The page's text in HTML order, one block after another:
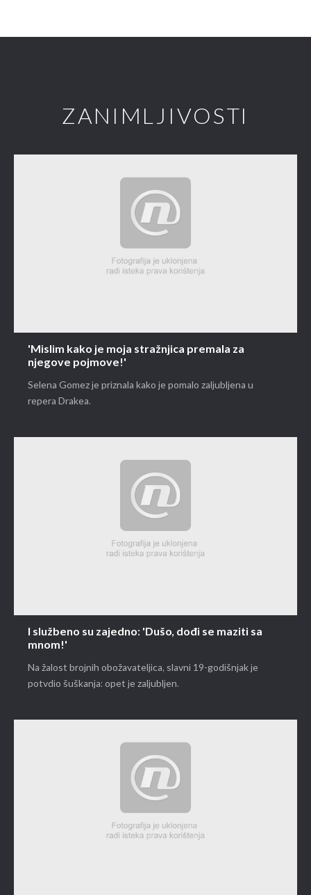
ZANIMLJIVOSTI
'Mislim kako je moja stražnjica premala za
njegove pojmove!'
Selena Gomez je priznala kako je pomalo zaljubljena u
repera Drakea.
I službeno su zajedno: 'Dušo, dođi se maziti sa
mnom!'
Na žalost brojnih obožavateljica, slavni 19-godišnjak je
potvdio šuškanja: opet je zaljubljen.